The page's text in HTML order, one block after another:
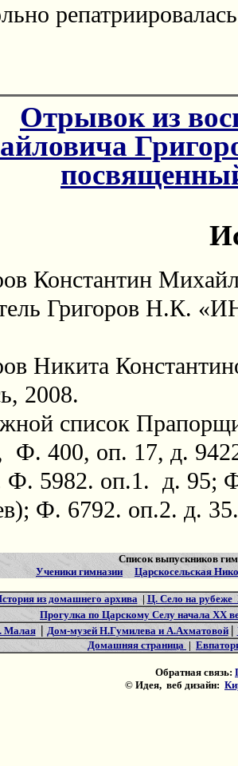
Отрывок из
Константин
Григоров Н.К.
Никита
2008.
список
Ф. 400, оп. 17, д.
5982. оп.1. д. 95;
Ф. 6792. оп.2. д.
Cписок выпускников
Ученики гимназии
Царскосельская
из домашнего архива | Ц. Село на
Прогулка по Царскому Селу начала XX
Малая | Дом-музей Н.Гумилева и А.Ахматовой |
Домашняя страница |
Обратная связь:
© Идея, веб дизайн: